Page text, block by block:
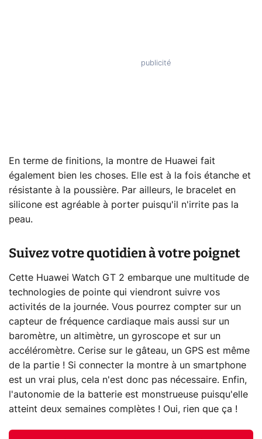
En terme de finitions, la montre de Huawei fait
également bien les choses. Elle est à la fois étanche et
résistante à la poussière. Par ailleurs, le bracelet en
silicone est agréable à porter puisqu'il n'irrite pas la
peau.
Suivez votre quotidien à votre poignet
Cette Huawei Watch GT 2 embarque une multitude de
technologies de pointe qui viendront suivre vos
activités de la journée. Vous pourrez compter sur un
capteur de fréquence cardiaque mais aussi sur un
baromètre, un altimètre, un gyroscope et sur un
accéléromètre. Cerise sur le gâteau, un GPS est même
de la partie ! Si connecter la montre à un smartphone
est un vrai plus, cela n'est donc pas nécessaire. Enfin,
l'autonomie de la batterie est monstrueuse puisqu'elle
atteint deux semaines complètes ! Oui, rien que ça !